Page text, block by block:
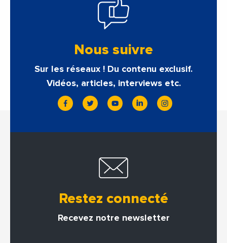
Nous suivre
Sur les réseaux ! Du contenu exclusif.
Vidéos, articles, interviews etc.
Restez connecté
Recevez notre newsletter